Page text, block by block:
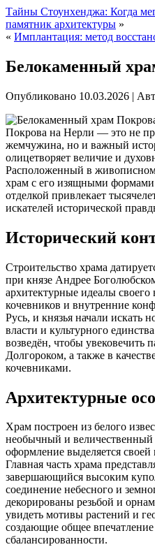
Тайны Стоунхенджа: Когда
памятник архитектуры »
« Имплантация: метод
Белокаменный
Опубликовано 10.03.2026 |
Покрова на Нерли — это не
жемчужина, но и важный
олицетворяет величие и
Расположенный в
храм с его изящными
отделкой привлекает
искателей исторической
Исторический
Строительство храма
при князе Андрее
архитектурные идеалы
кочевников и внутренние
Русь, и князья начали искать
власти и культурного
возведён, чтобы увековечить
Долгороком, а также в
кочевниками.
Архитектурные
Храм построен из белого
необычный и
оформление выделяется своей
Главная часть храма
завершающийся высоким
соединение небесного и
декорированы резьбой и
увидеть мотивы растений и
создающие общее
сбалансированности.